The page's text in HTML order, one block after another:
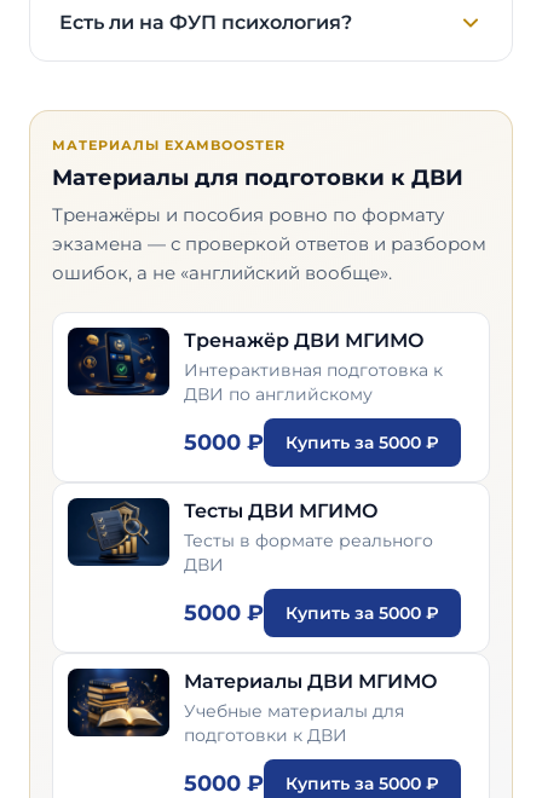
Есть ли на ФУП психология?
МАТЕРИАЛЫ EXAMBOOSTER
Материалы для подготовки к ДВИ
Тренажёры и пособия ровно по формату
экзамена — с проверкой ответов и разбором
ошибок, а не «английский вообще».
Тренажёр ДВИ МГИМО
Интерактивная подготовка к
ДВИ по английскому
5000 ₽ Купить за 5000 ₽
Тесты ДВИ МГИМО
Тесты в формате реального
ДВИ
5000 ₽ Купить за 5000 ₽
Материалы ДВИ МГИМО
Учебные материалы для
подготовки к ДВИ
5000 ₽ Купить за 5000 ₽